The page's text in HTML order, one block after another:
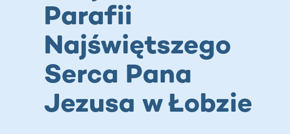
Parafii
Najświętszego
Serca Pana
Jezusa w Łobzie